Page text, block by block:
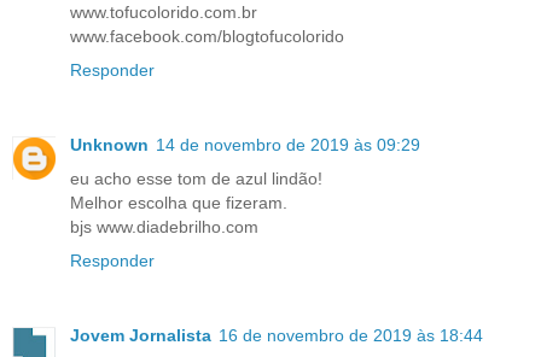
www.tofucolorido.com.br
www.facebook.com/blogtofucolorido
Responder
Unknown 14 de novembro de 2019 às 09:29
eu acho esse tom de azul lindão!
Melhor escolha que fizeram.
bjs www.diadebrilho.com
Responder
Jovem Jornalista 16 de novembro de 2019 às 18:44